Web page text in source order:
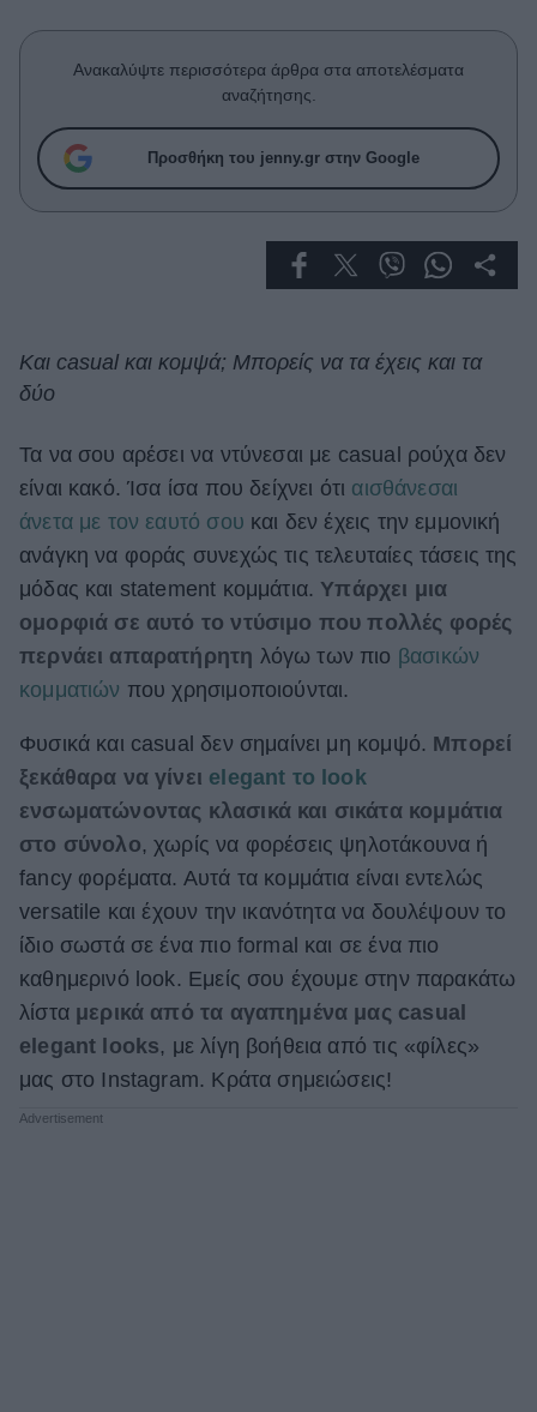
Celebrities
Συνεντεύξεις
True Stories
Ask the Guru
Success Stories
Deco
Green
Αφιερώματα
ΒΟΞ
Χωρίς Ταμπέλες
Women's Forum
Hautes Grecians
Γάμος
Market News
Ανακαλύψτε περισσότερα άρθρα στα αποτελέσματα
αναζήτησης.
Προσθήκη του jenny.gr στην Google
Και casual και κομψά; Μπορείς να τα έχεις και τα
δύο
Τα να σου αρέσει να ντύνεσαι με casual ρούχα δεν
είναι κακό. Ίσα ίσα που δείχνει ότι αισθάνεσαι
άνετα με τον εαυτό σου και δεν έχεις την εμμονική
ανάγκη να φοράς συνεχώς τις τελευταίες τάσεις της
μόδας και statement κομμάτια. Υπάρχει μια
ομορφιά σε αυτό το ντύσιμο που πολλές φορές
περνάει απαρατήρητη λόγω των πιο βασικών
κομματιών που χρησιμοποιούνται.
Φυσικά και casual δεν σημαίνει μη κομψό. Μπορεί
ξεκάθαρα να γίνει elegant το look
ενσωματώνοντας κλασικά και σικάτα κομμάτια
στο σύνολο, χωρίς να φορέσεις ψηλοτάκουνα ή
fancy φορέματα. Αυτά τα κομμάτια είναι εντελώς
versatile και έχουν την ικανότητα να δουλέψουν το
ίδιο σωστά σε ένα πιο formal και σε ένα πιο
καθημερινό look. Εμείς σου έχουμε στην παρακάτω
λίστα μερικά από τα αγαπημένα μας casual
elegant looks, με λίγη βοήθεια από τις «φίλες»
μας στο Instagram. Κράτα σημειώσεις!